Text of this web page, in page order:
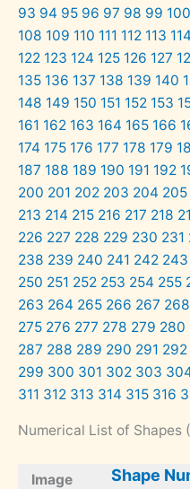
93 94 95 96 97 98 99 100
108 109 110 111 112 113 114
122 123 124 125 126 127
135 136 137 138 139 140
148 149 150 151 152 153
161 162 163 164 165 166
174 175 176 177 178 179
187 188 189 190 191 192
200 201 202 203 204 205
213 214 215 216 217 218
226 227 228 229 230 231
238 239 240 241 242 243
250 251 252 253 254 255
263 264 265 266 267 268
275 276 277 278 279 280
287 288 289 290 291 292
299 300 301 302 303
311 312 313 314 315 316
Numerical List of Shapes
Image Shape